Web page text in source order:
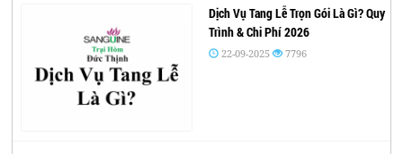
Dịch Vụ Tang Lễ Trọn Gói Là Gì? Quy
Trình & Chi Phí 2026
22-09-2025 7796